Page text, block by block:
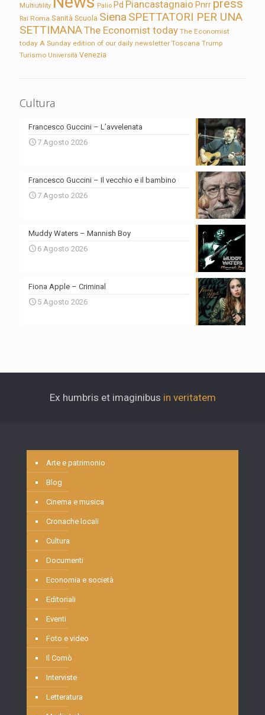
Multiutility Palio Pd Piancastagnaio Pnrr press
Rai Roma Sanità Scuola Siena SPETTATORI PER UNA
SETTIMANAThe Economist today The Economist
today A Sunday edition of our daily newsletter Toscana Trump
Turismo Università Venezia
Cultura
Francesco Guccini – L’avvelenata
7 Agosto 2026
Francesco Guccini – Il vecchio e il bambino
7 Agosto 2026
Muddy Waters – Mannish Boy
6 Agosto 2026
Fiona Apple – Criminal
5 Agosto 2026
Ex humbris et imaginibus in veritatem
Arte e patrimonio
Blog
Cinema e musica
Cronache locali
Cultura
Documenti
Economia e società
Editoriali
Eventi
Foto e video
Il Comò
Interviste
Letteratura